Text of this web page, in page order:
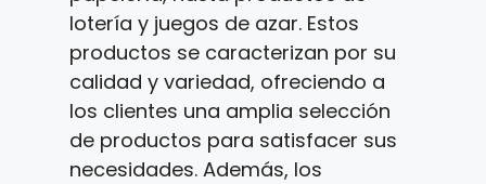
lotería y juegos de azar. Estos
productos se caracterizan por su
calidad y variedad, ofreciendo a
los clientes una amplia selección
de productos para satisfacer sus
necesidades. Además, los